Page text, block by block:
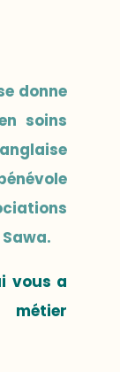
donne
soins
Sawa.
vous a